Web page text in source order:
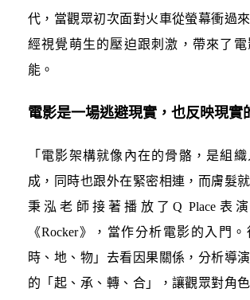
代，當觀眾初次面對火車從螢幕衝過
經視覺萌生的壓迫跟刺激，帶來了
能。
電影是一場逃避現實，也反映現實
「電影架構就像內在的骨骼，是組
成，同時也跟外在緊密相連，而膚髮
秉泓老師接著播放了Q Place表
《Rocker》，當作分析電影的入門
時、地、物」去看因果關係，分析導
的「起、承、轉、合」，讓觀眾對角